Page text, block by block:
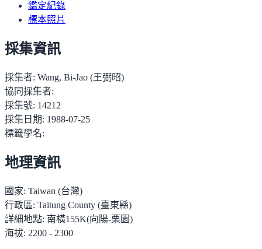
鑑定紀錄
標本照片
採集資訊
採集者: Wang, Bi-Jao (王弼昭)
協同採集者:
採集號: 14212
採集日期: 1988-07-25
標籤學名:
地理資訊
國家: Taiwan (台灣)
行政區: Taitung County (臺東縣)
詳細地點: 南橫155K(向陽-栗園)
海拔: 2200 - 2300